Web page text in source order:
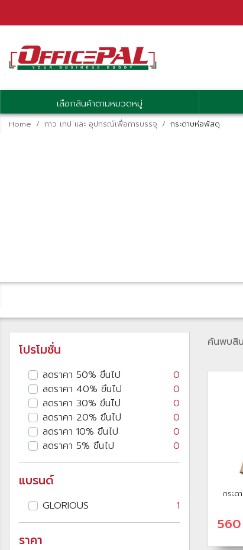
เลือกสินค้าตามหมวดหมู่
Home กาว เทป และ อุปกรณ์เพื่อการบรรจุ กระดาษห่อพัสดุ
โปรโมชั่น
ลดราคา 50% ขึนไป
0
ลดราคา 40% ขึนไป
0
ลดราคา 30% ขึนไป
0
ลดราคา 20% ขึนไป
0
ลดราคา 10% ขึนไป
0
ลดราคา 5% ขึนไป
0
แบรนด์
GLORIOUS 1
ราคา
ค้นพบสิ
กระด